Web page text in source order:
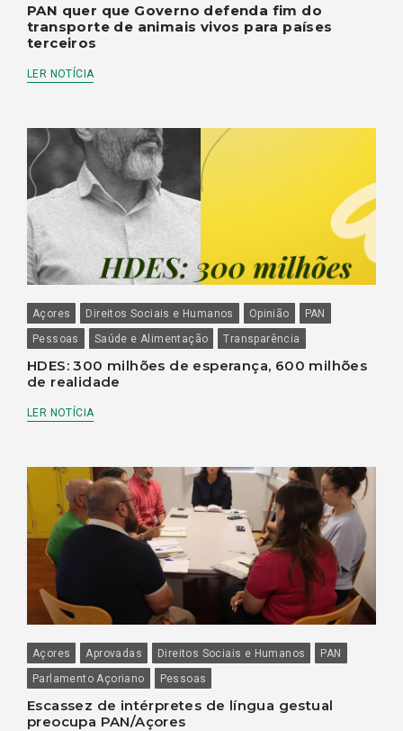
PAN quer que Governo defenda fim do
transporte de animais vivos para países
terceiros
LER NOTÍCIA
Açores Direitos Sociais e Humanos Opinião
PAN
Pessoas
Saúde e Alimentação Transparência
HDES: 300 milhões de esperança, 600 milhões
de realidade
LER NOTÍCIA
Açores Aprovadas Direitos Sociais e Humanos
PAN
Parlamento Açoriano
Pessoas
Escassez de intérpretes de língua gestual
preocupa PAN/Açores